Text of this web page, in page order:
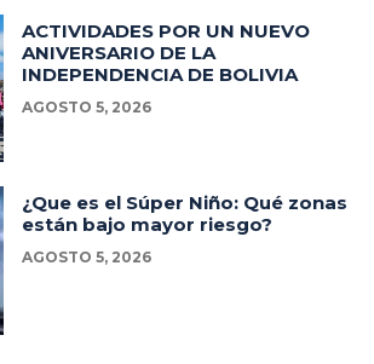
ACTIVIDADES POR UN NUEVO
ANIVERSARIO DE LA
INDEPENDENCIA DE BOLIVIA
AGOSTO 5, 2026
¿Que es el Súper Niño: Qué zonas
están bajo mayor riesgo?
AGOSTO 5, 2026